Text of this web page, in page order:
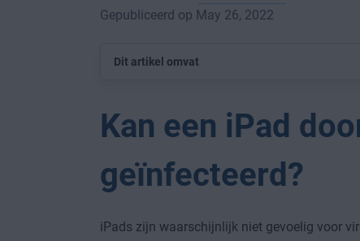
Gepubliceerd op May 26, 2022
Dit artikel omvat
Kan een iPad
geïnfecteerd?
iPads zijn waarschijnlijk niet gevoelig voor